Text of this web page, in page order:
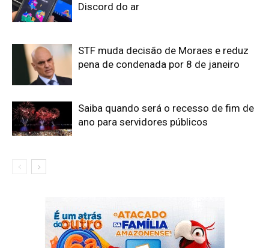
Discord do ar
STF muda decisão de Moraes e reduz
pena de condenada por 8 de janeiro
Saiba quando será o recesso de fim de
ano para servidores públicos